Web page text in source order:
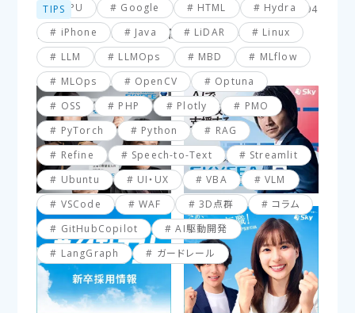
GPU
Google HTML
Hydra
iPhone
Java LiDAR
Linux
LLM
LLMOps MBD
MLflow
MLOps
OpenCV
Optuna
OSS
PHP Plotly
PMO
PyTorch
Python
RAG
Refine
Speech-to-Text
Streamlit
Ubuntu
UI・UX VBA
VLM
VSCode
WAF 3D点群
コラム
GitHubCopilot
AI駆動開発
LangGraph
ガードレール
TIPS 2025.03.04
【VBA】最終行と最終列を簡単に取得する方法